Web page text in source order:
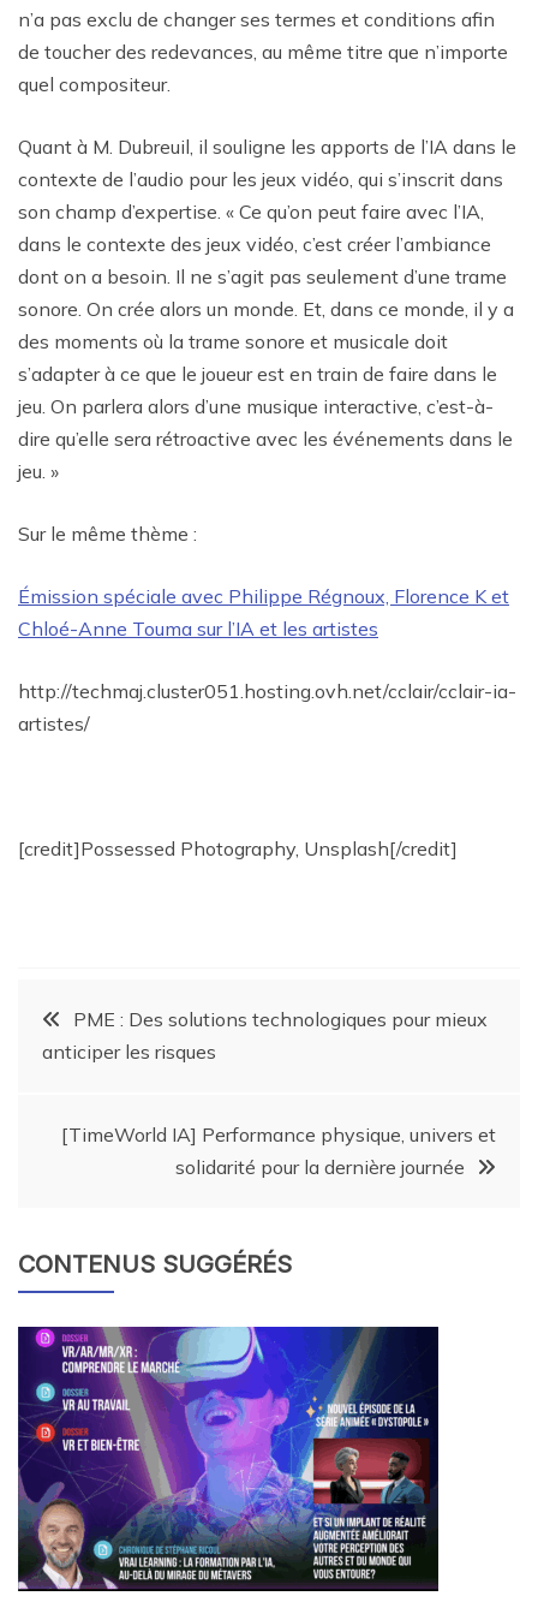
n’a pas exclu de changer ses termes et conditions afin
de toucher des redevances, au même titre que n’importe
quel compositeur.
Quant à M. Dubreuil, il souligne les apports de l’IA dans le
contexte de l’audio pour les jeux vidéo, qui s’inscrit dans
son champ d’expertise. « Ce qu’on peut faire avec l’IA,
dans le contexte des jeux vidéo, c’est créer l’ambiance
dont on a besoin. Il ne s’agit pas seulement d’une trame
sonore. On crée alors un monde. Et, dans ce monde, il y a
des moments où la trame sonore et musicale doit
s’adapter à ce que le joueur est en train de faire dans le
jeu. On parlera alors d’une musique interactive, c’est-à-
dire qu’elle sera rétroactive avec les événements dans le
jeu. »
Sur le même thème :
Émission spéciale avec Philippe Régnoux, Florence K et
Chloé-Anne Touma sur l’IA et les artistes
http://techmaj.cluster051.hosting.ovh.net/cclair/cclair-ia-
artistes/
[credit]Possessed Photography, Unsplash[/credit]
PME : Des solutions technologiques pour mieux
anticiper les risques
[TimeWorld IA] Performance physique, univers et
solidarité pour la dernière journée
CONTENUS SUGGÉRÉS